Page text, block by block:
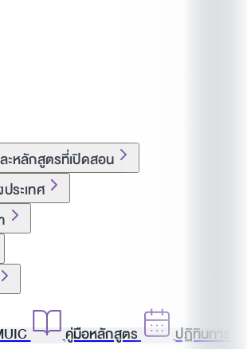
ะหลักสูตรที่เปิดสอน
ระเทศ
คู่มือหลักสูตร
ปฏิทินการ